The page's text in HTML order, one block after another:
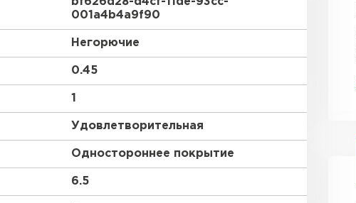
001a4b4a9f90
Негорючие
0.45
1
Удовлетворительная
Одностороннее покрытие
6.5